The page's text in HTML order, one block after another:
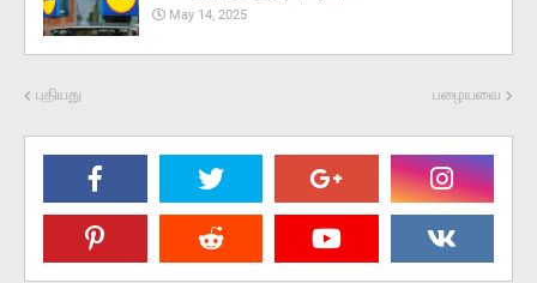
May 14, 2025
புதியது பழையவை